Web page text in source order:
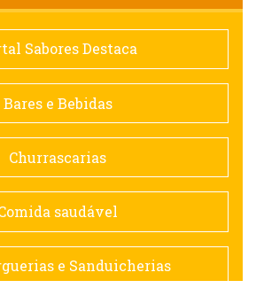
saudável
Contemporânea
Doceria
Espanhola
Francesa
Sabores Destaca
Bares e Bebidas
Churrascarias
saudável
e Sanduicherias